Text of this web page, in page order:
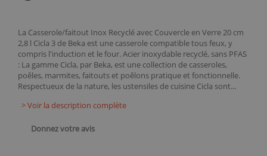
La Casserole/faitout Inox Recyclé avec Couvercle en Verre 20 cm
2,8 l Cicla 3 de Beka est une casserole compatible tous feux, y
compris l'induction et le four. Acier inoxydable recyclé, sans PFAS
: La gamme Cicla, par Beka, est une collection de casseroles,
poêles, marmites, faitouts et poêlons pratique et fonctionnelle.
Respectueux de la nature, les ustensiles de cuisine Cicla sont...
> Voir la description complète
Donnez votre avis